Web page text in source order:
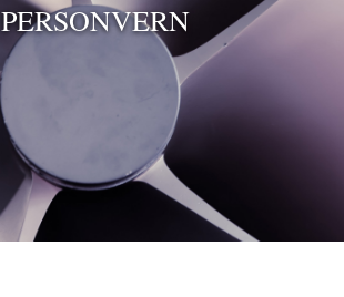
PERSONVERN